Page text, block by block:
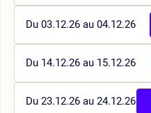
Du 03.12.26 au 04.12.26
Du 14.12.26 au 15.12.26
Du 23.12.26 au 24.12.26